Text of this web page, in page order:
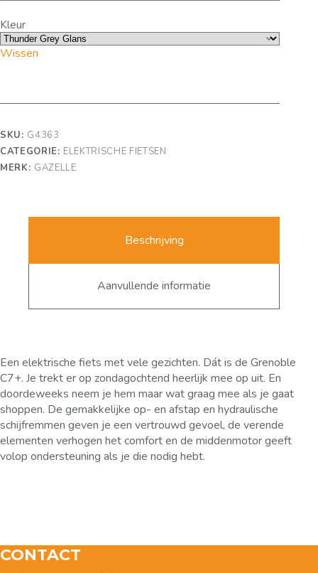
Kleur
Wissen
SKU: G4363
CATEGORIE: ELEKTRISCHE FIETSEN
MERK: GAZELLE
Beschrijving
Aanvullende informatie
Een elektrische fiets met vele gezichten. Dát is de Grenoble
C7+. Je trekt er op zondagochtend heerlijk mee op uit. En
doordeweeks neem je hem maar wat graag mee als je gaat
shoppen. De gemakkelijke op- en afstap en hydraulische
schijfremmen geven je een vertrouwd gevoel, de verende
elementen verhogen het comfort en de middenmotor geeft
volop ondersteuning als je die nodig hebt.
CONTACT